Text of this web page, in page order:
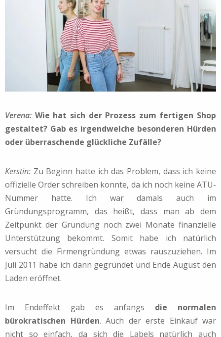
Verena: Wie hat sich der Prozess zum fertigen Shop
gestaltet? Gab es irgendwelche besonderen Hürden
oder überraschende glückliche Zufälle?
Kerstin: Zu Beginn hatte ich das Problem, dass ich keine
offizielle Order schreiben konnte, da ich noch keine ATU-
Nummer hatte. Ich war damals auch im
Gründungsprogramm, das heißt, dass man ab dem
Zeitpunkt der Gründung noch zwei Monate finanzielle
Unterstützung bekommt. Somit habe ich natürlich
versucht die Firmengründung etwas rauszuziehen. Im
Juli 2011 habe ich dann gegründet und Ende August den
Laden eröffnet.
Im Endeffekt gab es anfangs die normalen
bürokratischen Hürden. Auch der erste Einkauf war
nicht so einfach, da sich die Labels natürlich auch